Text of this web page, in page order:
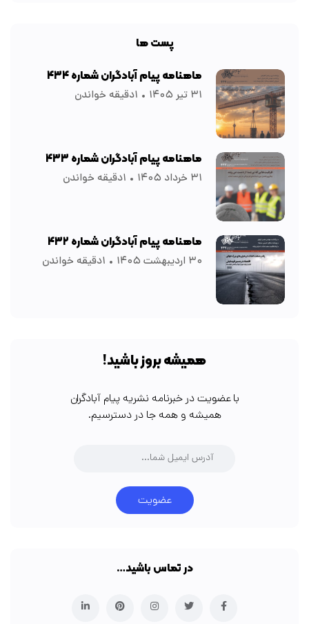
پست ها
ماهنامه پیام آبادگران شماره ۴۳۴
۳۱ تیر ۱۴۰۵ ۱دقیقه خواندن
ماهنامه پیام آبادگران شماره ۴۳۳
۳۱ خرداد ۱۴۰۵ ۱دقیقه خواندن
ماهنامه پیام آبادگران شماره ۴۳۲
۳۰ اردیبهشت ۱۴۰۵ ۱دقیقه خواندن
همیشه بروز باشید!
با عضویت در خبرنامه نشریه پیام آبادگران
همیشه و همه جا در دسترسیم.
عضویت
در تماس باشید…